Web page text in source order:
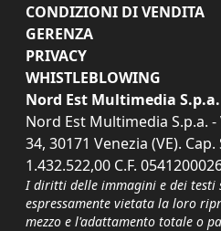
CONDIZIONI DI VENDITA
GERENZA
PRIVACY
WHISTLEBLOWING
Nord Est Multimedia S.p.a.
Nord Est Multimedia S.p.a.
34, 30171 Venezia (VE). Cap.
1.432.522,00 C.F.
I diritti delle immagini e dei testi
espressamente vietata la loro
mezzo e l'adattamento totale o